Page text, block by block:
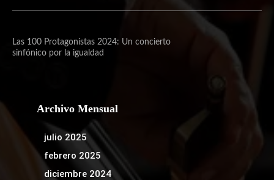
Las 100 Protagonistas 2024: Un concierto
sinfónico por la igualdad
Archivo Mensual
julio 2025
febrero 2025
diciembre 2024